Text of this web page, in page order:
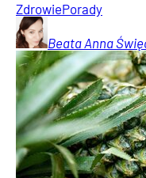
ZdrowiePorady
Beata Anna